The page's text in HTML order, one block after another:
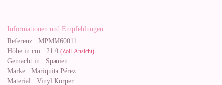
Informationen und Empfehlungen
Referenz: MPMM60011
Höhe in cm: 21.0 (Zoll-Ansicht)
Gemacht in: Spanien
Marke: Mariquita Pérez
Material: Vinyl Körper